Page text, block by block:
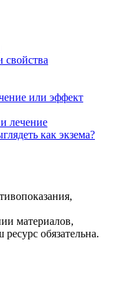
или эффект
лечение
как экзема?
материалов,
обязательна.